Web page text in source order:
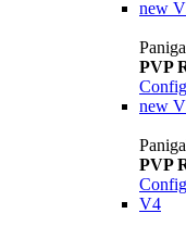
new
PVP
new
PVP
V4